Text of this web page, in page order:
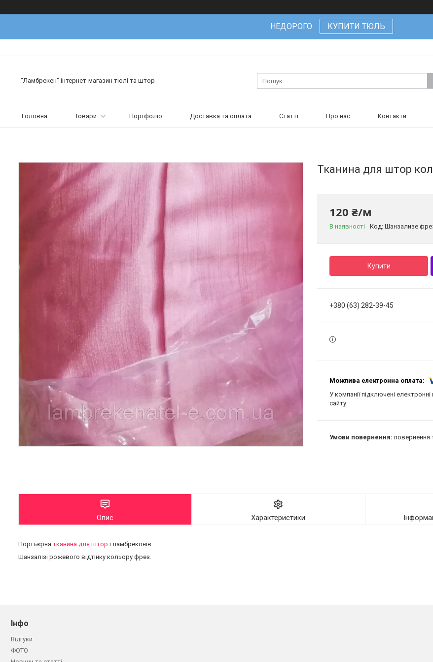
НЕДОРОГО КУПИТИ ТЮЛЬ
"Ламбрекен" інтернет-магазин тюлі та штор
Головна Товари Портфоліо Доставка та оплата Статті Про нас Контакти
Тканина для штор
120 ₴/м
В наявності Код: Шанзализе
Купити
+380 (63) 282-39-45
У компанії підключені
сайту.
повернення
Опис Характеристики
Портьєрна тканина для штор і ламбреконів.
Шанзалізі рожевого відтінку кольору фрез.
Інфо
Відгуки
ФОТО